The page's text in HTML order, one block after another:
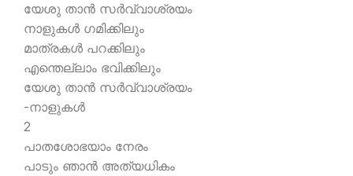
യേശു താന്‍ സര്‍വ്വാശ്രയം
നാളുകള്‍ ഗമിക്കിലും
മാത്രകള്‍ പറക്കിലും
എന്തെല്ലാം ഭവിക്കിലും
യേശു താന്‍ സര്‍വ്വാശ്രയം
-നാളുകള്‍
2
പാതശോഭയാം നേരം
പാടും ഞാന്‍ അത്യധികം